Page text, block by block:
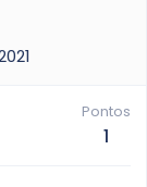
Pontos
1